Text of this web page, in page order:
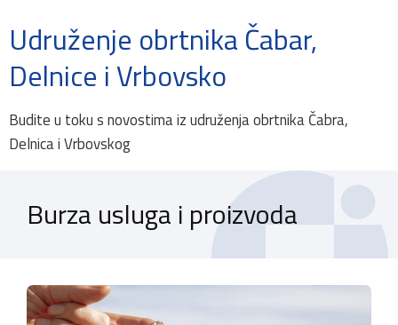
Udruženje obrtnika Čabar,
Delnice i Vrbovsko
Budite u toku s novostima iz udruženja obrtnika Čabra,
Delnica i Vrbovskog
Burza usluga i proizvoda